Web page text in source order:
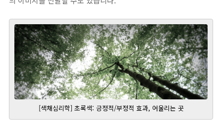
[색채심리학] 초록색: 긍정적/부정적 효과, 어울리는 곳